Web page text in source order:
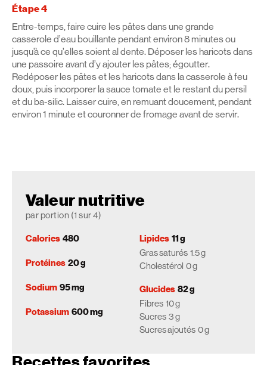
Étape 4
Entre-temps, faire cuire les pâtes dans une grande
casserole d’eau bouillante pendant environ 8 minutes ou
jusqu’à ce qu’elles soient al dente. Déposer les haricots dans
une passoire avant d’y ajouter les pâtes; égoutter.
Redéposer les pâtes et les haricots dans la casserole à feu
doux, puis incorporer la sauce tomate et le restant du persil
et du ba-silic. Laisser cuire, en remuant doucement, pendant
environ 1 minute et couronner de fromage avant de servir.
Valeur nutritive
par portion (1 sur 4)
Calories 480
Protéines 20 g
Sodium 95 mg
Potassium 600 mg
Lipides 11 g
Gras saturés 1.5 g
Cholestérol 0 g
Glucides 82 g
Fibres 10 g
Sucres 3 g
Sucres ajoutés 0 g